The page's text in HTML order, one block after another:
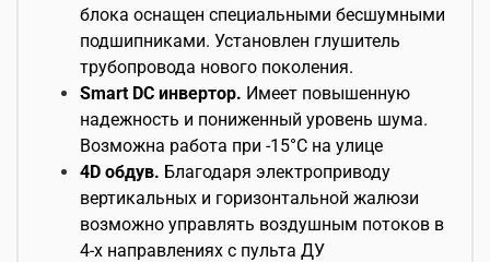
блока оснащен специальными бесшумными
подшипниками. Установлен глушитель
трубопровода нового поколения.
Smart DC инвертор. Имеет повышенную
надежность и пониженный уровень шума.
Возможна работа при -15°С на улице
4D обдув. Благодаря электроприводу
вертикальных и горизонтальной жалюзи
возможно управлять воздушным потоков в
4-х направлениях с пульта ДУ